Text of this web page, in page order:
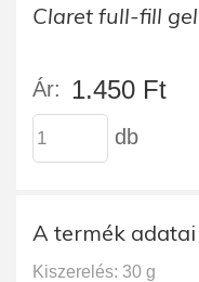
Claret full-fill
Ár: 1.450 Ft
db
A termék adatai
Kiszerelés: 30 g